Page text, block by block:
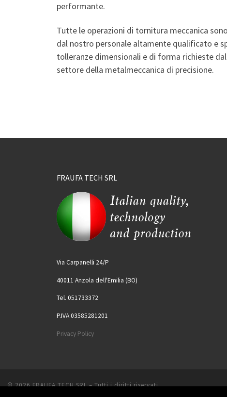
performante.
Tutte le operazioni di tornitura meccanica
dal nostro personale altamente qualificato e
tolleranze dimensionali e di forma richieste
settore della metalmeccanica di precisione.
FRAUFA TECH SRL
Via Carpanelli 24/P
40011 Anzola dell'Emilia (BO)
Tel. 051733372
P.IVA 03585281201
Privacy Policy
© 2026FRAUFA TECH SRL– Tutti i diritti riservati